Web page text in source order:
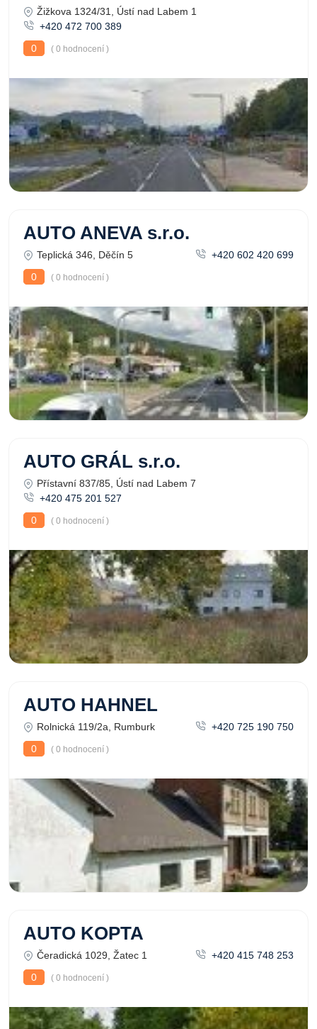
Žižkova 1324/31, Ústí nad Labem 1
+420 472 700 389
0
( 0 hodnocení )
AUTO ANEVA s.r.o.
Teplická 346, Děčín 5
+420 602 420 699
0
( 0 hodnocení )
AUTO GRÁL s.r.o.
Přístavní 837/85, Ústí nad Labem 7
+420 475 201 527
0
( 0 hodnocení )
AUTO HAHNEL
Rolnická 119/2a, Rumburk
+420 725 190 750
0
( 0 hodnocení )
AUTO KOPTA
Čeradická 1029, Žatec 1
+420 415 748 253
0
( 0 hodnocení )